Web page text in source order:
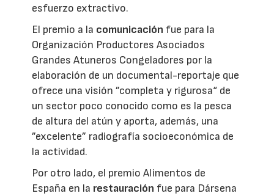
esfuerzo extractivo.
El premio a la comunicación fue para la
Organización Productores Asociados
Grandes Atuneros Congeladores por la
elaboración de un documental-reportaje que
ofrece una visión ”completa y rigurosa“ de
un sector poco conocido como es la pesca
de altura del atún y aporta, además, una
”excelente” radiografía socioeconómica de
la actividad.
Por otro lado, el premio Alimentos de
España en la restauración fue para Dársena